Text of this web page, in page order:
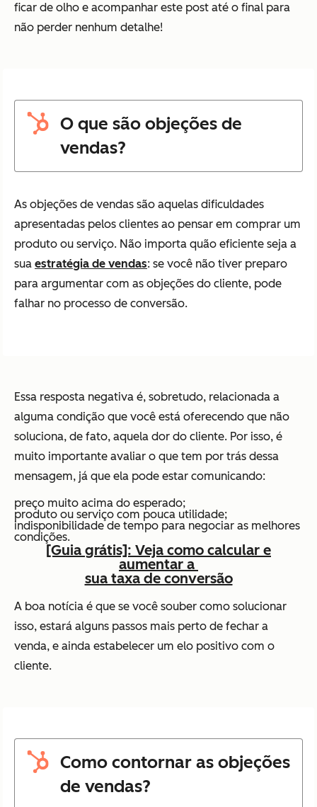
ficar de olho e acompanhar este post até o final para
não perder nenhum detalhe!
O que são objeções de
vendas?
As objeções de vendas são aquelas dificuldades
apresentadas pelos clientes ao pensar em comprar um
produto ou serviço. Não importa quão eficiente seja a
sua estratégia de vendas: se você não tiver preparo
para argumentar com as objeções do cliente, pode
falhar no processo de conversão.
Essa resposta negativa é, sobretudo, relacionada a
alguma condição que você está oferecendo que não
soluciona, de fato, aquela dor do cliente. Por isso, é
muito importante avaliar o que tem por trás dessa
mensagem, já que ela pode estar comunicando:
preço muito acima do esperado;
produto ou serviço com pouca utilidade;
indisponibilidade de tempo para negociar as melhores
condições.
[Guia grátis]: Veja como calcular e
aumentar a
sua taxa de conversão
A boa notícia é que se você souber como solucionar
isso, estará alguns passos mais perto de fechar a
venda, e ainda estabelecer um elo positivo com o
cliente.
Como contornar as objeções
de vendas?